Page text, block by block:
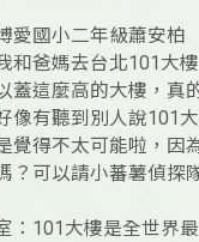
愛國小二年級蕭安柏
和爸媽去台北101大
蓋這麼高的大樓，真
像有聽到別人說101
覺得不太可能啦，因
？可以請小蕃薯偵探
：101大樓是全世界